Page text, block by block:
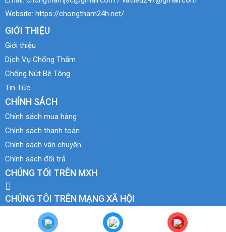
Website: https://chongtham24h.net/
GIỚI THIỆU
Giới thiệu
Dịch Vụ Chống Thấm
Chống Nứt Bê Tông
Tin Tức
CHÍNH SÁCH
Chính sách mua hàng
Chính sách thanh toán
Chính sách vận chuyển
Chính sách đổi trả
CHÚNG TỐI TRÊN MXH
CHÚNG TÔI TRÊN MẠNG XÃ HỘI